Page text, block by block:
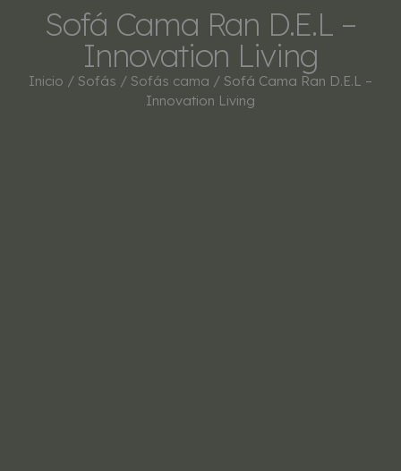
Sofá Cama Ran D.E.L –
Innovation Living
Inicio / Sofás / Sofás cama / Sofá Cama Ran D.E.L –
Innovation Living